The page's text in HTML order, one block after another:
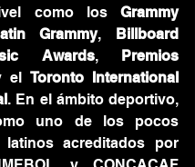
como los Grammy
Grammy, Billboard
Awards, Premios
el Toronto International
. En el ámbito deportivo,
uno de los pocos
latinos acreditados por